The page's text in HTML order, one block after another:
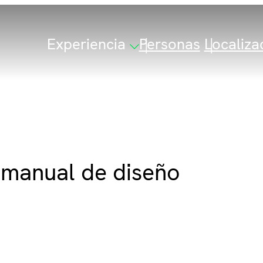
Experiencia Personas
de diseño